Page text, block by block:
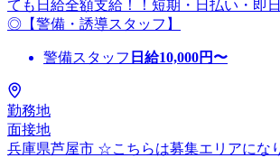
ても日給全額支給！！短期・日払い・即
◎【警備・誘導スタッフ】
警備スタッフ 日給10,000円〜
勤務地
面接地
兵庫県芦屋市 ☆こちらは募集エリアにな